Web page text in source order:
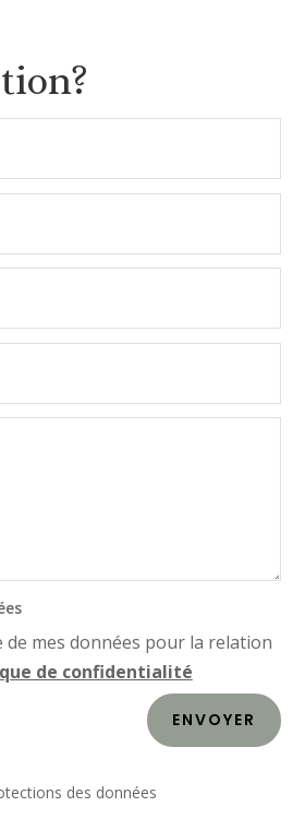
de mes données pour la relation
de confidentialité
ENVOYER
des données